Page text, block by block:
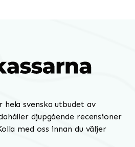
hela svenska utbudet av
djupgående recensioner
med oss innan du väljer